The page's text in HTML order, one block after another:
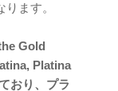
ます。
Gold
Platina
おり、プラ